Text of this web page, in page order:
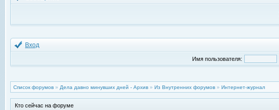
Вход
Имя пользователя:
Список форумов » Дела давно минувших дней - Архив » Из Внутренних форумов » Интернет-журнал
Кто сейчас на форуме